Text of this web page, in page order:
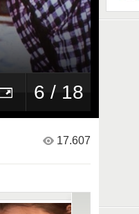
6 / 18
17.607